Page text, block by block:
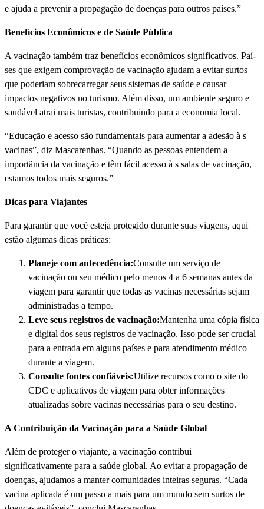
e ajuda a prevenir a propagação de doenças para outros paí­ses.”
Benefí­cios Econômicos e de Saúde Pública
A vacinação também traz benefí­cios econômicos significativos. Paí­
ses que exigem comprovação de vacinação ajudam a evitar surtos
que poderiam sobrecarregar seus sistemas de saúde e causar
impactos negativos no turismo. Além disso, um ambiente seguro e
saudável atrai mais turistas, contribuindo para a economia local.
“Educação e acesso são fundamentais para aumentar a adesão à s
vacinas”, diz Mascarenhas. “Quando as pessoas entendem a
importãncia da vacinação e têm fácil acesso à s salas de vacinação,
estamos todos mais seguros.”
Dicas para Viajantes
Para garantir que você esteja protegido durante suas viagens, aqui
estão algumas dicas práticas:
Planeje com antecedência:Consulte um serviço de
vacinação ou seu médico pelo menos 4 a 6 semanas antes da
viagem para garantir que todas as vacinas necessárias sejam
administradas a tempo.
Leve seus registros de vacinação:Mantenha uma cópia fí­sica
e digital dos seus registros de vacinação. Isso pode ser crucial
para a entrada em alguns paí­ses e para atendimento médico
durante a viagem.
Consulte fontes confiáveis:Utilize recursos como o site do
CDC e aplicativos de viagem para obter informações
atualizadas sobre vacinas necessárias para o seu destino.
A Contribuição da Vacinação para a Saúde Global
Além de proteger o viajante, a vacinação contribui
significativamente para a saúde global. Ao evitar a propagação de
doenças, ajudamos a manter comunidades inteiras seguras. “Cada
vacina aplicada é um passo a mais para um mundo sem surtos de